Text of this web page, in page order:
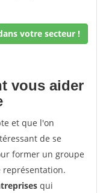
votre secteur !
vous aider
et que l'on
de se
former un groupe
représentation.
qui